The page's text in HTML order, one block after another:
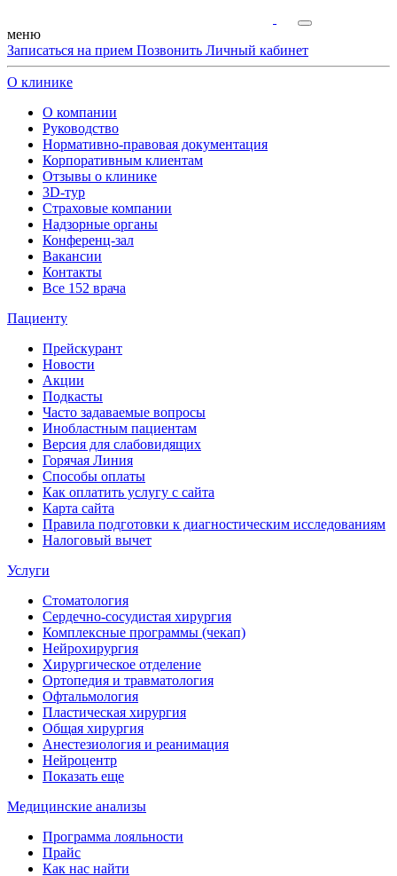
меню
Записаться на прием Позвонить Личный кабинет
О клинике
О компании
Руководство
Нормативно-правовая документация
Корпоративным клиентам
Отзывы о клинике
3D-тур
Страховые компании
Надзорные органы
Конференц-зал
Вакансии
Контакты
Все 152 врача
Пациенту
Прейскурант
Новости
Акции
Подкасты
Часто задаваемые вопросы
Инобластным пациентам
Версия для слабовидящих
Горячая Линия
Способы оплаты
Как оплатить услугу с сайта
Карта сайта
Правила подготовки к диагностическим исследованиям
Налоговый вычет
Услуги
Стоматология
Сердечно-сосудистая хирургия
Комплексные программы (чекап)
Нейрохирургия
Хирургическое отделение
Ортопедия и травматология
Офтальмология
Пластическая хирургия
Общая хирургия
Анестезиология и реанимация
Нейроцентр
Показать еще
Медицинские анализы
Программа лояльности
Прайс
Как нас найти